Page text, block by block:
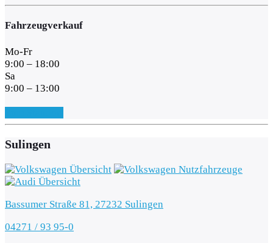
Fahrzeugverkauf
Mo-Fr
9:00 – 18:00
Sa
9:00 – 13:00
Sulingen
Bassumer Straße 81, 27232 Sulingen
04271 / 93 95-0